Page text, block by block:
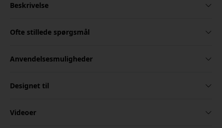
Beskrivelse
Ofte stillede spørgsmål
Anvendelsesmuligheder
Designet til
Videoer